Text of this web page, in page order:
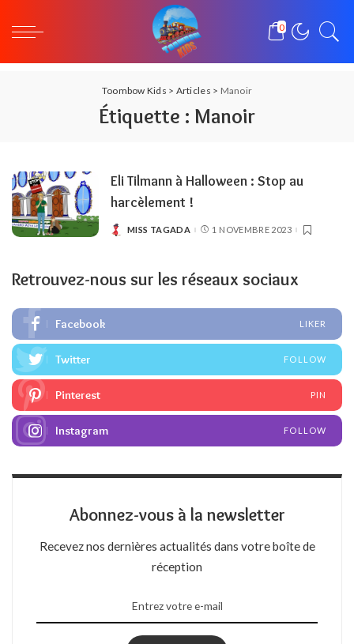
0
Toombow Kids > Articles > Manoir
Étiquette : Manoir
Eli Tilmann à Halloween : Stop au
harcèlement !
POSTED
MISS TAGADA 1 NOVEMBRE 2023
Retrouvez-nous sur les réseaux sociaux
Facebook LIKER
Twitter FOLLOW
Pinterest PIN
Instagram FOLLOW
Abonnez-vous à la newsletter
Recevez nos dernières actualités dans votre boîte de
réception